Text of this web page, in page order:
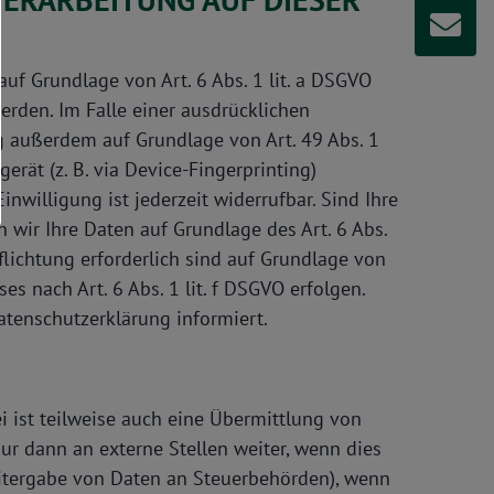
Grundlage von Art. 6 Abs. 1 lit. a DSGVO
Im Falle einer ausdrücklichen
auf Grundlage von Art. 49 Abs. 1
(z. B. via Device-Fingerprinting)
ist jederzeit widerrufbar. Sind Ihre
Ihre Daten auf Grundlage des Art. 6 Abs.
erforderlich sind auf Grundlage von
nach Art. 6 Abs. 1 lit. f DSGVO erfolgen.
informiert.
ist teilweise auch eine Übermittlung von
dann an externe Stellen weiter, wenn dies
von Daten an Steuerbehörden), wenn